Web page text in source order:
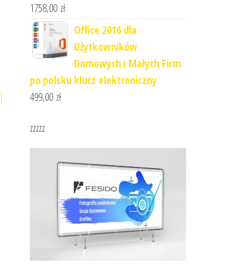
1758,00 zł
Office 2016 dla
Użytkowników
Domowych i Małych Firm
po polsku klucz elektroniczny
499,00 zł
zzzzz